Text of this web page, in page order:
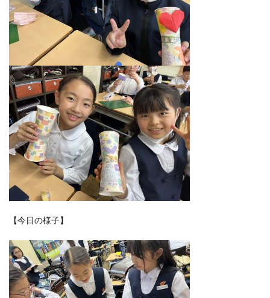
【今日の様子】